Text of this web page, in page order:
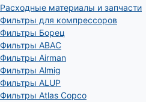
Расходные материалы и запчасти
Фильтры для компрессоров
Фильтры Борец
Фильтры ABAC
Фильтры Airman
Фильтры Almig
Фильтры ALUP
Фильтры Atlas Copco